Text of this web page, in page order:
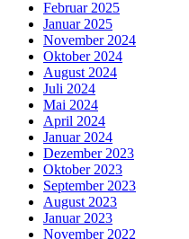
Februar 2025
Januar 2025
November 2024
Oktober 2024
August 2024
Juli 2024
Mai 2024
April 2024
Januar 2024
Dezember 2023
Oktober 2023
September 2023
August 2023
Januar 2023
November 2022